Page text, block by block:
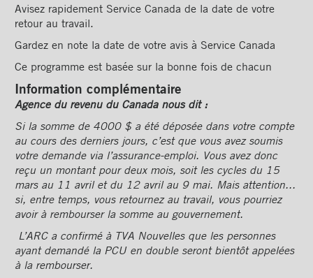
Avisez rapidement Service Canada de la date de votre
retour au travail.
Gardez en note la date de votre avis à Service Canada
Ce programme est basée sur la bonne fois de chacun
Information complémentaire
Agence du revenu du Canada nous dit :
Si la somme de 4000 $ a été déposée dans votre compte
au cours des derniers jours, c’est que vous avez soumis
votre demande via l’assurance-emploi. Vous avez donc
reçu un montant pour deux mois, soit les cycles du 15
mars au 11 avril et du 12 avril au 9 mai. Mais attention...
si, entre temps, vous retournez au travail, vous pourriez
avoir à rembourser la somme au gouvernement.
L’ARC a confirmé à TVA Nouvelles que les personnes
ayant demandé la PCU en double seront bientôt appelées
à la rembourser.